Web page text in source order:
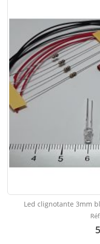
Led clignotante 3mm